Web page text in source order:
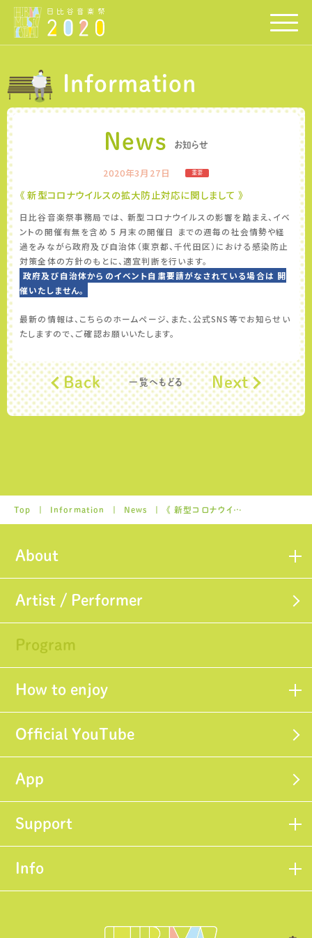
Information
Top Information News 《 新型コロナウイルスの拡大防止対応に関しまして 》
News お知らせ
2020年3月27日 重要
《 新型コロナウイルスの拡大防止対応に関しまして 》
日比谷音楽祭事務局では、 新型コロナウイルスの影響を踏まえ、イベ
ントの開催有無を含め 5 月末の開催日 までの週毎の社会情勢や経
過をみながら政府及び自治体（東京都、千代田区）における感染防止
対策全体の方針のもとに、適宜判断を行います。
政府及び自治体からのイベント自粛要請がなされている場合は 開
催いたしません。
最新の情報は、こちらのホームページ、また、公式SNS等でお知らせい
たしますので、ご確認お願いいたします。
Back 一覧へもどる Next
About
Artist / Performer
Program
How to enjoy
Official YouTube
App
Support
Info